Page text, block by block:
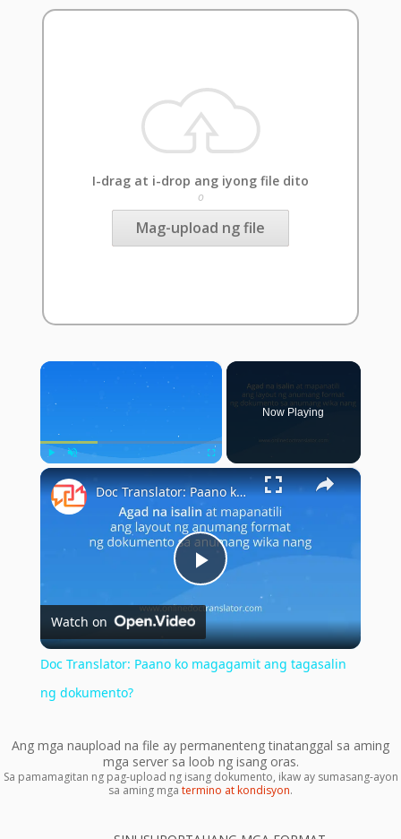
I-drag at i-drop ang iyong file dito
o
Mag-upload ng file
×
Play Unmute Fullscreen
Now Playing
×
Play
Video
Doc Translator: Paano ko magagamit ang tagasalin ng dokumento?
Watch on
Doc Translator: Paano ko magagamit ang tagasalin
ng dokumento?
Ang mga naupload na file ay permanenteng tinatanggal sa aming
mga server sa loob ng isang oras.
Sa pamamagitan ng pag-upload ng isang dokumento, ikaw ay sumasang-ayon
sa aming mga termino at kondisyon.